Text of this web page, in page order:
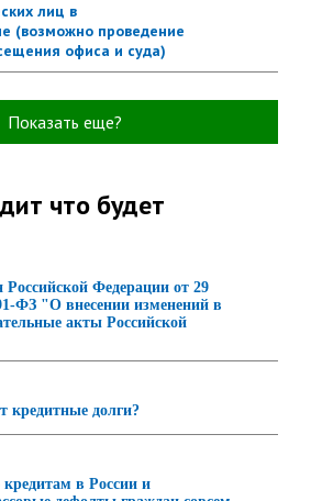
лиц в
(возможно проведение
офиса и суда)
Показать еще?
что будет
Федерации от 29
ФЗ "О внесении изменений в
акты Российской
кредитные долги?
в России и